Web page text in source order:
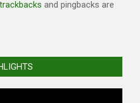
trackbacks and pingbacks are